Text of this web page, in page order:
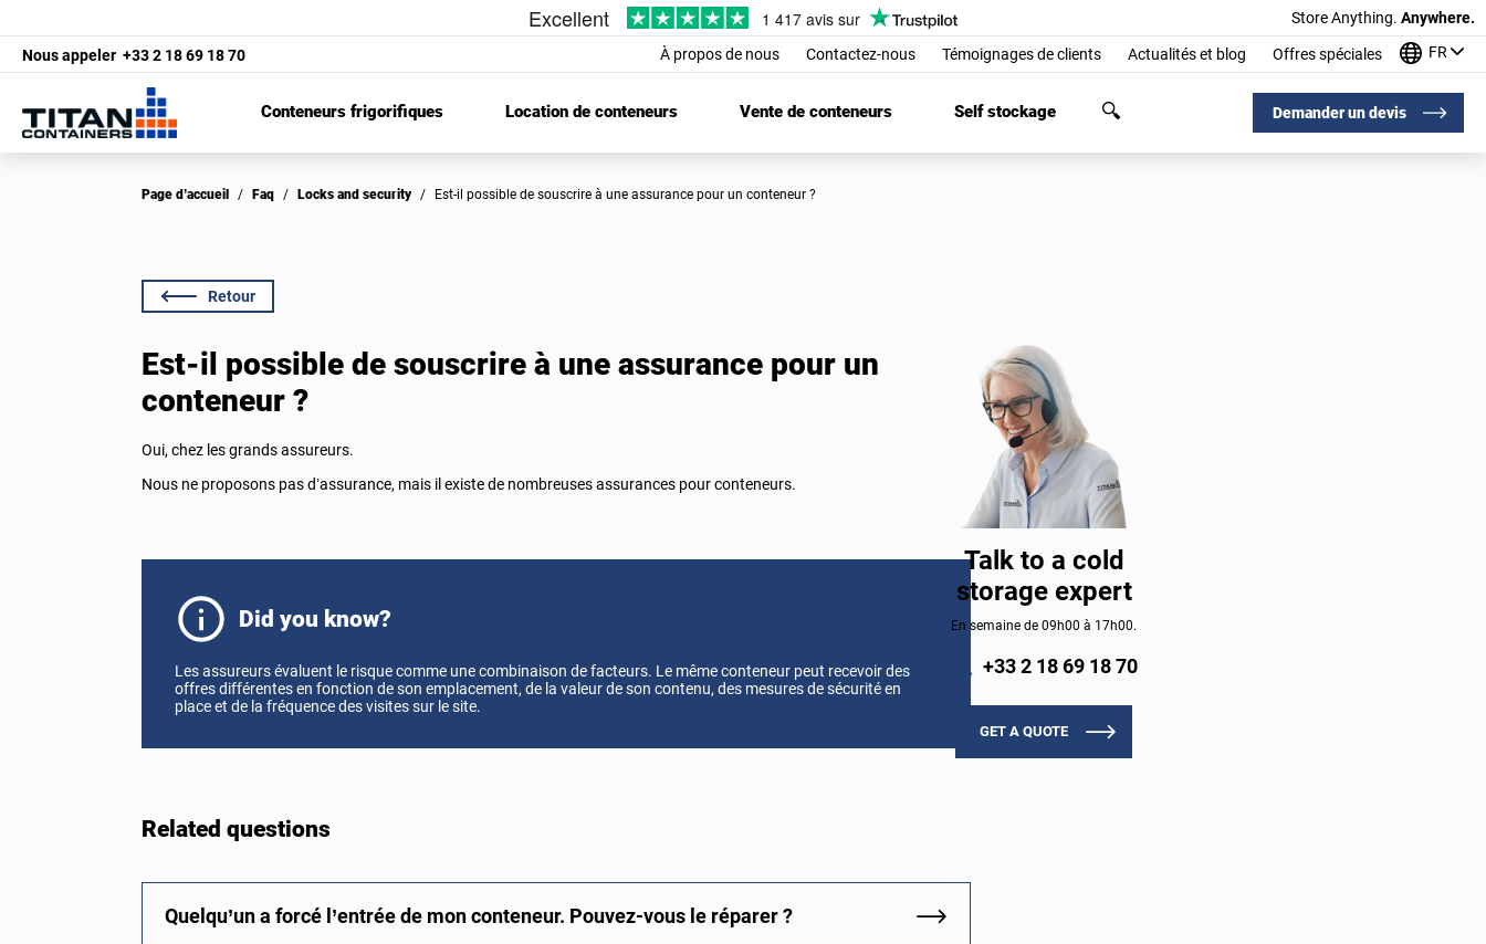
Store Anything. Anywhere.
Nous appeler +33 2 18 69 18 70 À propos de nous Contactez-nous Témoignages de clients Actualités et blog Offres spéciales FR
Conteneurs frigorifiques Location de conteneurs Vente de conteneurs Self stockage Demander un devis
Page d’accueil / Faq / Locks and security / Est-il possible de souscrire à une assurance pour un conteneur ?
Retour
Est-il possible de souscrire à une assurance pour un
conteneur ?
Oui, chez les grands assureurs.
Nous ne proposons pas d’assurance, mais il existe de nombreuses assurances pour conteneurs.
Did you know?
Les assureurs évaluent le risque comme une combinaison de facteurs. Le même conteneur peut recevoir des
offres différentes en fonction de son emplacement, de la valeur de son contenu, des mesures de sécurité en
place et de la fréquence des visites sur le site.
Related questions
Quelqu’un a forcé l’entrée de mon conteneur. Pouvez-vous le réparer ?
Talk to a cold
storage expert
En semaine de 09h00 à 17h00.
+33 2 18 69 18 70
GET A QUOTE